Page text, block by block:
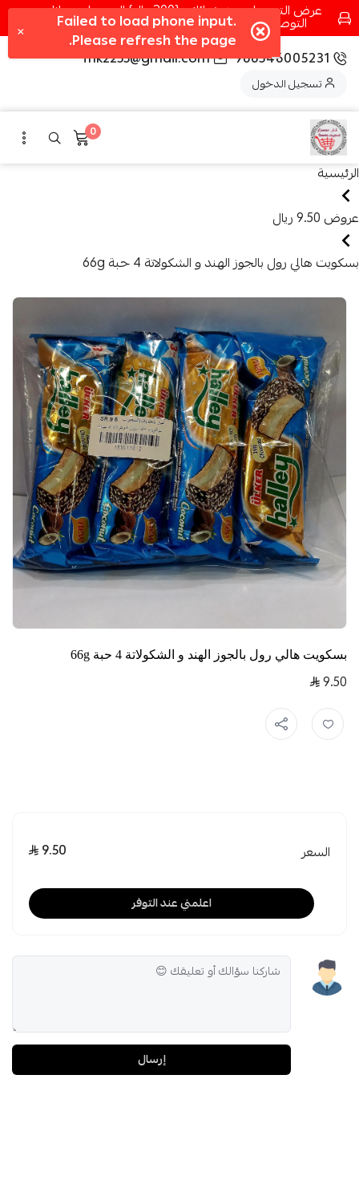
عرض التوصيل عند شرائك بـ{200ريال} التوصيل مجانا
التوصيل في مكه فقط كل اسبوع اصناف جديدة
966546005231
fhk2255@gmail.com
تسجيل الدخول
0
الرئيسية
عروض 9.50 ريال
بسكويت هالي رول بالجوز الهند و الشكولاتة 4 حبة 66g
بسكويت هالي رول بالجوز الهند و الشكولاتة 4 حبة 66g
9.50
السعر 9.50
اعلمني عند التوفر
إرسال